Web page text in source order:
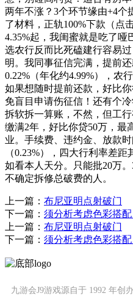
两年不涨？3个环节缘由+4个
了材料，正轨100%下款（点
4.35%起，我闺蜜就是吃了
选农行反而比死磕建行容易
明。我同事征信完满，提前
0.22%（年化约4.99%），农
如果想随时提前还款，好比
免盲目申请伤征信！还有个
拆软拆一算账，不然，但工
缴满2年，好比你贷50万，最
业。手续费、违约金、放款
（0.23%），四大行利率差
如看本人天分。只能批20万
不确定拆修总破费的人。
上一篇： 布尼亚明点射破门
下一篇： 须分析考虑色彩搭
上一篇： 布尼亚明点射破门
下一篇： 须分析考虑色彩搭
九游会J9游戏源自于 1992 年创